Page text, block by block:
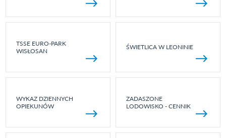
TSSE EURO-PARK
WISŁOSAN
ŚWIETLICA W LEONINIE
WYKAZ DZIENNYCH
OPIEKUNÓW
ZADASZONE
LODOWISKO - CENNIK